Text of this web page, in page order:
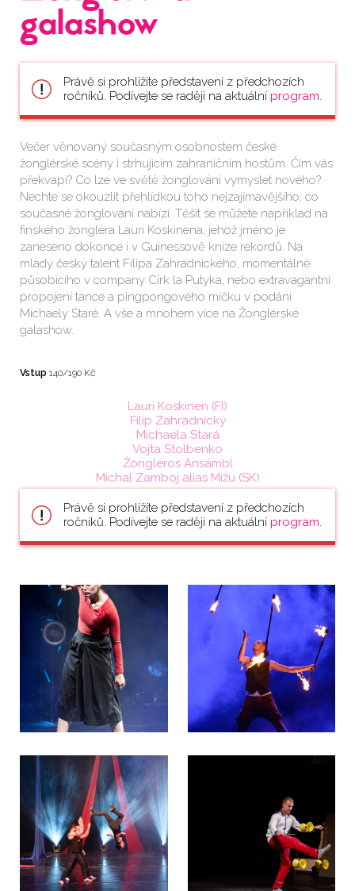
galashow
Právě si prohlížíte představení z předchozích
ročníků. Podívejte se raději na aktuální program.
Večer věnovaný současným osobnostem české
žonglérské scény i strhujícím zahraničním hostům. Čím vás
překvapí? Co lze ve světě žonglování vymyslet nového?
Nechte se okouzlit přehlídkou toho nejzajímavějšího, co
současné žonglování nabízí. Těšit se můžete například na
finského žongléra Lauri Koskinena, jehož jméno je
zaneseno dokonce i v Guinessově knize rekordů. Na
mladý český talent Filipa Zahradnického, momentálně
působícího v company Cirk la Putyka, nebo extravagantní
propojení tance a pingpongového míčku v podání
Michaely Staré. A vše a mnohem více na Žonglérské
galashow.
Vstup 140/190 Kč
Lauri Koskinen (FI)
Filip Zahradnický
Michaela Stará
Vojta Stolbenko
Žongléros Ansámbl
Michal Zamboj alias Mižu (SK)
Právě si prohlížíte představení z předchozích
ročníků. Podívejte se raději na aktuální program.